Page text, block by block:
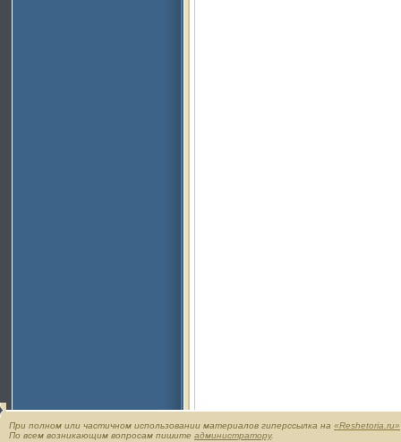
При полном или частичном использовании материалов гиперссылка на «Reshetoria.ru»
По всем возникающим вопросам пишите администратору.